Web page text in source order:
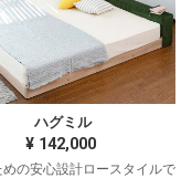
ハグミル
¥ 142,000
めの安心設計ロースタイルで